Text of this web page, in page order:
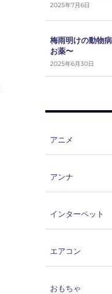
2025年7月6日
梅雨明けの動物
お薬〜
2025年6月30日
アニメ
アンナ
インターペット
エアコン
おもちゃ